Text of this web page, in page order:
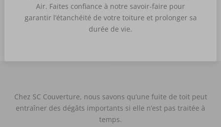
Air. Faites confiance à notre savoir-faire pour
garantir l’étanchéité de votre toiture et prolonger sa
durée de vie.
Chez SC Couverture, nous savons qu’une fuite de toit peut
entraîner des dégâts importants si elle n’est pas traitée à
temps.